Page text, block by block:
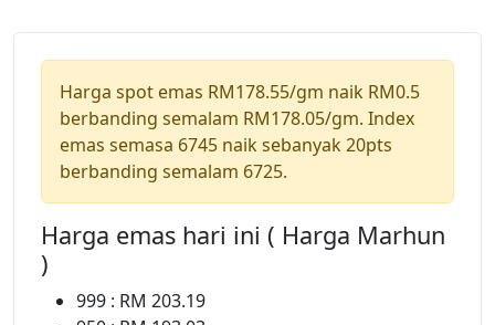
Harga spot emas RM178.55/gm naik RM0.5
berbanding semalam RM178.05/gm. Index
emas semasa 6745 naik sebanyak 20pts
berbanding semalam 6725.
Harga emas hari ini ( Harga Marhun
)
999 : RM 203.19